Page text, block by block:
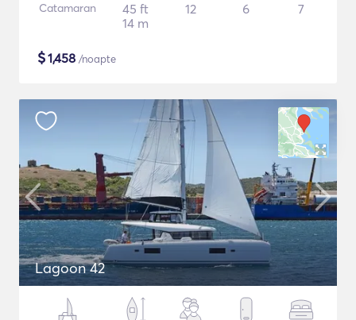
Catamaran
45 ft
14 m
12 6 7
$1,458 /noapte
Lagoon 42